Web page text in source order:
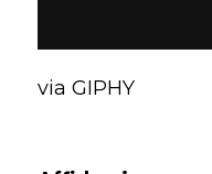
via GIPHY